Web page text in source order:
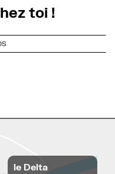
toi !
le Delta